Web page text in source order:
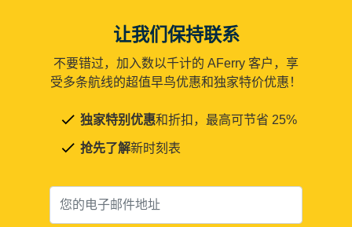
让我们保持联系
不要错过，加入数以千计的 AFerry 客户，享
受多条航线的超值早鸟优惠和独家特价优惠！
独家特别优惠和折扣，最高可节省 25%
抢先了解新时刻表